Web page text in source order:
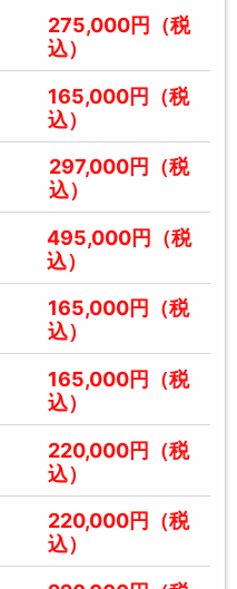
275,000円（税
込）
165,000円（税
込）
297,000円（税
込）
495,000円（税
込）
165,000円（税
込）
165,000円（税
込）
220,000円（税
込）
220,000円（税
込）